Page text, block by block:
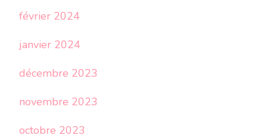
février 2024
janvier 2024
décembre 2023
novembre 2023
octobre 2023